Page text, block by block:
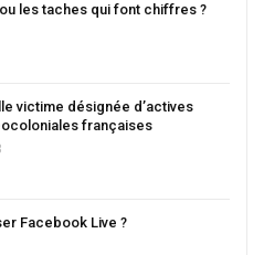
les taches qui font chiffres ?
victime désignée d’actives
françaises
Facebook Live ?